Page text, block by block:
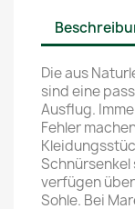
Die aus
sind eine
Ausflug.
Fehler
verfügen
Sohle. Bei